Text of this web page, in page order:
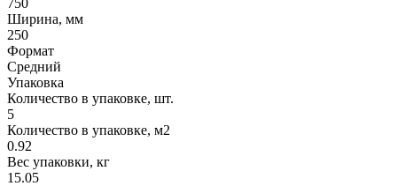
Ширина, мм
250
Формат
Средний
Упаковка
Количество в упаковке, шт.
5
Количество в упаковке, м2
0.92
Вес упаковки, кг
15.05